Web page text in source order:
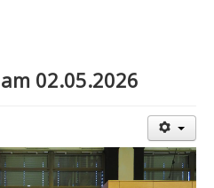
02.05.2026